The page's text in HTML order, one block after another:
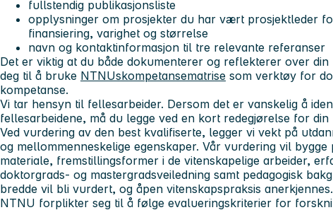
fullstendig publikasjonsliste
opplysninger om prosjekter du har vært prosjektleder
finansiering, varighet og størrelse
navn og kontaktinformasjon til tre relevante referanser
Det er viktig at du både dokumenterer og reflekterer over
deg til å bruke NTNUskompetansematrise som verktøy for
kompetanse.
Vi tar hensyn til fellesarbeider. Dersom det er vanskelig å
fellesarbeidene, må du legge ved en kort redegjørelse for din
Ved vurdering av den best kvalifiserte, legger vi vekt på
og mellommenneskelige egenskaper. Vår vurdering vil
materiale, fremstillingsformer i de vitenskapelige arbeider,
doktorgrads- og mastergradsveiledning samt pedagogisk
bredde vil bli vurdert, og åpen vitenskapspraksis anerkjennes.
NTNU forplikter seg til å følge evalueringskriterier for